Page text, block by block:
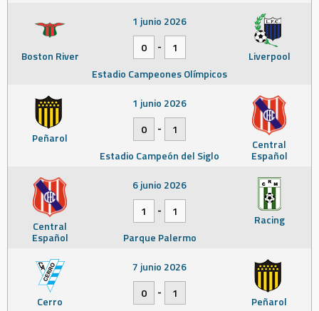
Boston River Liverpool
1 junio 2026
0
-
1
Estadio Campeones Olímpicos
Peñarol Central
Español
1 junio 2026
0
-
1
Estadio Campeón del Siglo
Central
Español
Racing
6 junio 2026
1
-
1
Parque Palermo
Cerro Peñarol
7 junio 2026
0
-
1